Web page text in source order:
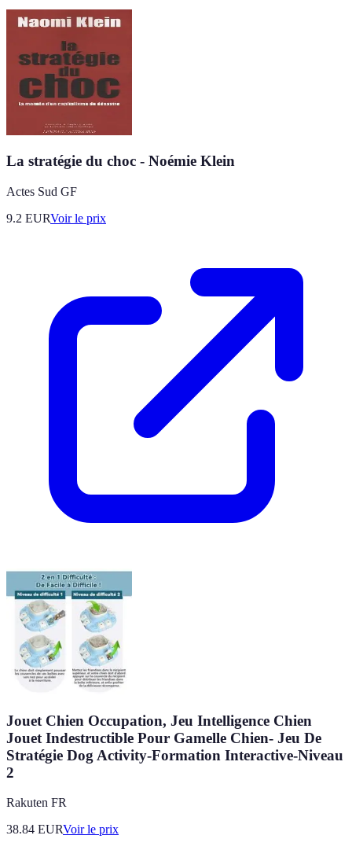
La stratégie du choc - Noémie Klein
Actes Sud GF
9.2 EURVoir le prix
Jouet Chien Occupation, Jeu Intelligence Chien
Jouet Indestructible Pour Gamelle Chien- Jeu De
Stratégie Dog Activity-Formation Interactive-Niveau
2
Rakuten FR
38.84 EURVoir le prix